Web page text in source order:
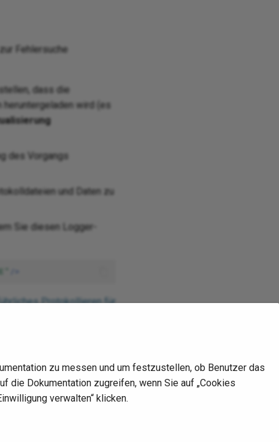
Fehlersuche
dass die
wird (es
des Vorgangs
und Daten zu
Sie diesen Logger-
Protokollieren für
zu messen und um festzustellen, ob Benutzer das
die Dokumentation zugreifen, wenn Sie auf „Cookies
verwalten“ klicken.